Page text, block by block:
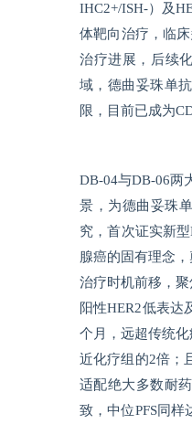
IHC2+/ISH-）及
体靶向治疗，临
治疗进展，后续
域，德曲妥珠单
限，目前已成为
DB-04与DB-06两
景，为德曲妥珠
究，首次证实新
腺癌的固有理念
治疗时机前移，
阳性HER2低表达
个月，远超传统
近化疗组的2倍；
适配绝大多数耐
致，中位PFS同